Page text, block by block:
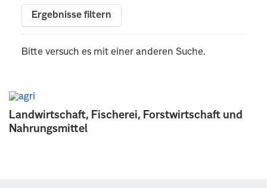
Landwirtschaft, Fischerei, Forstwirtschaft und
Nahrungsmittel
Ergebnisse filtern
Bitte versuch es mit einer anderen Suche.